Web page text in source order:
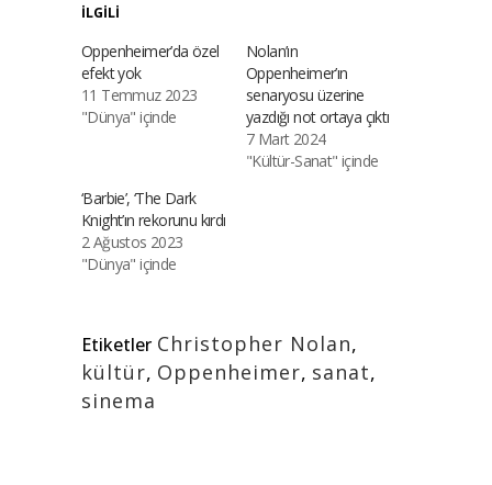
İLGILI
Oppenheimer’da özel
efekt yok
11 Temmuz 2023
"Dünya" içinde
Nolan’ın
Oppenheimer’ın
senaryosu üzerine
yazdığı not ortaya çıktı
7 Mart 2024
"Kültür-Sanat" içinde
‘Barbie’, ‘The Dark
Knight’ın rekorunu kırdı
2 Ağustos 2023
"Dünya" içinde
Etiketler Christopher Nolan,
kültür, Oppenheimer, sanat,
sinema